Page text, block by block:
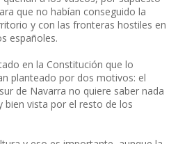
que no habían conseguido la
y con las fronteras hostiles en
españoles.
en la Constitución que lo
planteado por dos motivos: el
de Navarra no quiere saber nada
bien vista por el resto de los